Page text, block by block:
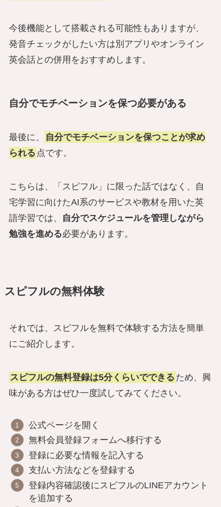
今後機能として搭載される可能性もありますが、
発音チェックがしたい方は別アプリやオンライン
英会話との併用をおすすめします。
自分でモチベーションを保つ必要がある
最後に、
自分でモチベーションを保つことが求め
られる 点です。
こちらは、「スピフル」に限った話ではなく、自
宅学習に向けたAI系のサービスや教材を用いた英
語学習では、
自分でスケジュールを管理しながら
勉強を進める必要があります。
スピフルの無料体験
それでは、スピフルを無料で体験する方法を簡単
にご紹介します。
スピフルの無料登録は5分くらいでできる ため、興
味がある方はぜひ一度試してみてください。
公式ページを開く
無料会員登録フォームへ移行する
登録に必要な情報を記入する
支払い方法などを登録する
登録内容確認後にスピフルのLINEアカウント
を追加する